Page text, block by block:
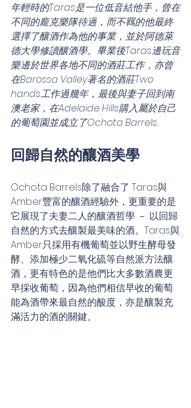
年輕時的Taras是一位低音結他手，曾在
不同的龐克樂隊待過，而不羈的他最終
選擇了釀酒作為他的事業，並於阿德萊
德大學修讀釀酒學。畢業後Taras邊玩音
樂邊於世界各地不同的酒莊工作，亦曾
在Barossa Valley著名的酒莊Two
hands工作過幾年，最後與妻子回到南
澳老家，在Adelaide Hills購入屬於自己
的葡萄園並成立了Ochota Barrels.
回歸自然的釀酒美學
Ochota Barrels除了融合了 Taras與
Amber豐富的釀酒經驗外，更重要的是
它展現了夫妻二人的釀酒哲學 － 以回歸
自然的方式去釀製最美味的酒。Taras與
Amber只採用有機葡萄並以野生酵母發
酵、添加極少二氧化硫等自然派方法釀
酒，更有特色的是他們比大多數酒農更
早採收葡萄，因為他們相信早收的葡萄
能為酒帶來最自然的酸度，亦是釀製充
滿活力的酒的關鍵。